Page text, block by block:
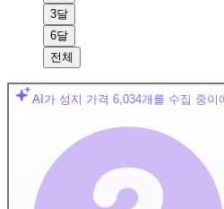
3달
6달
전체
AI가 성지 가격 6,034개를 수집 중이